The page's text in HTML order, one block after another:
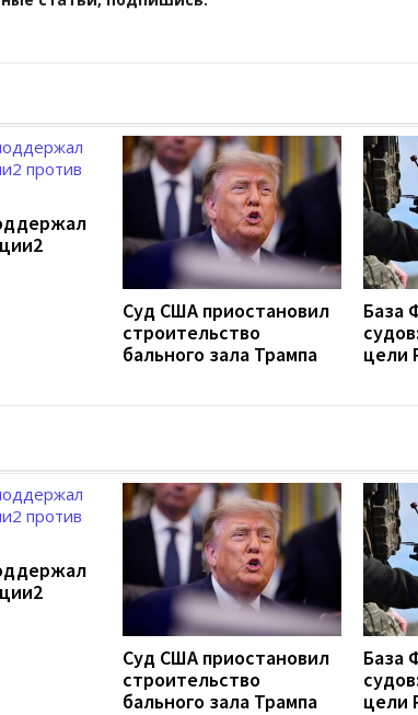
Суд США приостановил
строительство
бального зала Трампа
База
цели
Суд США приостановил
строительство
бального зала Трампа
База
цели